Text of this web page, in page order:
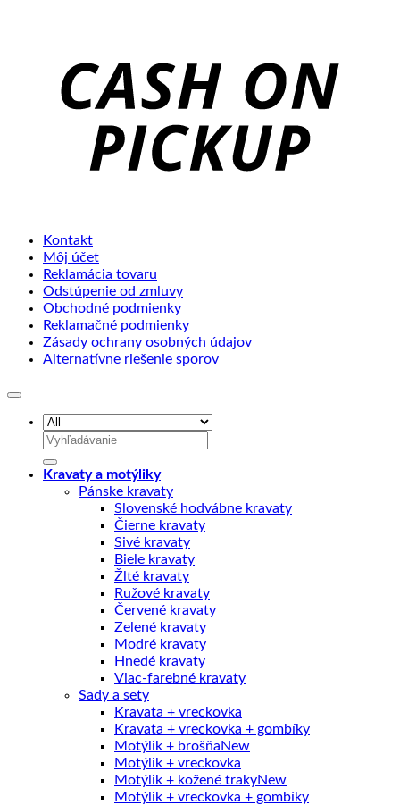
Kontakt
Môj účet
Reklamácia tovaru
Odstúpenie od zmluvy
Obchodné podmienky
Reklamačné podmienky
Zásady ochrany osobných údajov
Alternatívne riešenie sporov
Hľadať:
Kravaty a motýliky
Pánske kravaty
Slovenské hodvábne kravaty
Čierne kravaty
Sivé kravaty
Biele kravaty
Žlté kravaty
Ružové kravaty
Červené kravaty
Zelené kravaty
Modré kravaty
Hnedé kravaty
Viac-farebné kravaty
Sady a sety
Kravata + vreckovka
Kravata + vreckovka + gombíky
Motýlik + brošňa
Motýlik + vreckovka
Motýlik + kožené traky
Motýlik + vreckovka + gombíky